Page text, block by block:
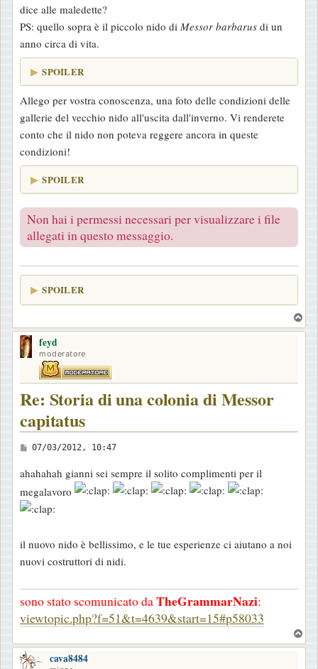
dice alle maledette?
PS: quello sopra è il piccolo nido di Messor barbarus di un
anno circa di vita.
SPOILER
Allego per vostra conoscenza, una foto delle condizioni delle
gallerie del vecchio nido all'uscita dall'inverno. Vi renderete
conto che il nido non poteva reggere ancora in queste
condizioni!
SPOILER
Non hai i permessi necessari per visualizzare i file
allegati in questo messaggio.
SPOILER
o
feyd
moderatore
Re: Storia di una colonia di Messor
capitatus
M
s
s
a
g
i
07/03/2012, 10:47
ahahahah gianni sei sempre il solito complimenti per il
megalavoro
il nuovo nido è bellissimo, e le tue esperienze ci aiutano a noi
nuovi costruttori di nidi.
sono stato scomunicato daTheGrammarNazi:
viewtopic.php?f=51&t=4639&start=15#p58033
o
cava8484